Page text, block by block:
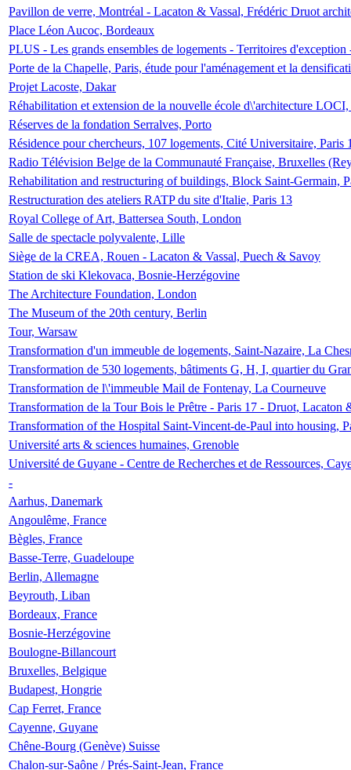
Pavillon de verre, Montréal - Lacaton & Vassal, Frédéric Druot
Place Léon Aucoc, Bordeaux
PLUS - Les grands ensembles de logements - Territoires
Porte de la Chapelle, Paris, étude pour l'aménagement et la
Projet Lacoste, Dakar
Réhabilitation et extension de la nouvelle école d\'architecture
Réserves de la fondation Serralves, Porto
Résidence pour chercheurs, 107 logements, Cité Universitaire, Paris
Radio Télévision Belge de la Communauté Française, Bruxelles
Rehabilitation and restructuring of buildings, Block Saint-Germain,
Restructuration des ateliers RATP du site d'Italie, Paris 13
Royal College of Art, Battersea South, London
Salle de spectacle polyvalente, Lille
Siège de la CREA, Rouen - Lacaton & Vassal, Puech & Savoy
Station de ski Klekovaca, Bosnie-Herzégovine
The Architecture Foundation, London
The Museum of the 20th century, Berlin
Tour, Warsaw
Transformation d'un immeuble de logements, Saint-Nazaire, La
Transformation de 530 logements, bâtiments G, H, I, quartier du
Transformation de l\'immeuble Mail de Fontenay, La Courneuve
Transformation de la Tour Bois le Prêtre - Paris 17 - Druot, Lacaton
Transformation of the Hospital Saint-Vincent-de-Paul into housing,
Université arts & sciences humaines, Grenoble
Université de Guyane - Centre de Recherches et de Ressources,
-
Aarhus, Danemark
Angoulême, France
Bègles, France
Basse-Terre, Guadeloupe
Berlin, Allemagne
Beyrouth, Liban
Bordeaux, France
Bosnie-Herzégovine
Boulogne-Billancourt
Bruxelles, Belgique
Budapest, Hongrie
Cap Ferret, France
Cayenne, Guyane
Chêne-Bourg (Genève) Suisse
Chalon-sur-Saône / Prés-Saint-Jean, France